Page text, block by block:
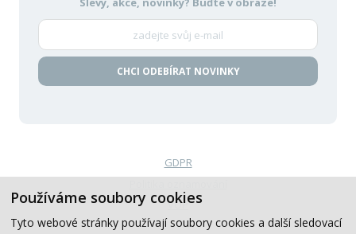
Používáme soubory cookies
Tyto webové stránky používají soubory cookies a další sledovací
CHCI ODEBÍRAT NOVINKY
GDPR
VOP